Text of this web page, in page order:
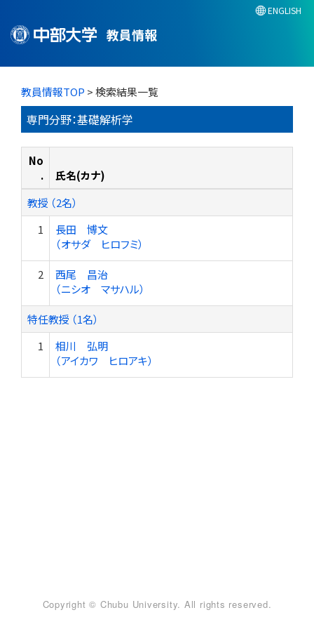
教員情報
ENGLISH
教員情報TOP > 検索結果一覧
専門分野：基礎解析学
No
.
氏名(カナ)
教授 （2名）
1
長田 博文
（オサダ ヒロフミ）
2
西尾 昌治
（ニシオ マサハル）
特任教授 （1名）
1
相川 弘明
（アイカワ ヒロアキ）
Copyright © Chubu University. All rights reserved.